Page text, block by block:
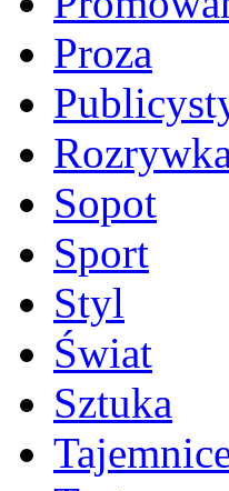
Proza
Sopot
Sport
Styl
Świat
Sztuka